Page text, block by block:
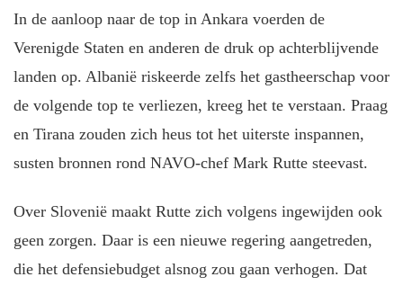
In de aanloop naar de top in Ankara voerden de
Verenigde Staten en anderen de druk op achterblijvende
landen op. Albanië riskeerde zelfs het gastheerschap voor
de volgende top te verliezen, kreeg het te verstaan. Praag
en Tirana zouden zich heus tot het uiterste inspannen,
susten bronnen rond NAVO-chef Mark Rutte steevast.
Over Slovenië maakt Rutte zich volgens ingewijden ook
geen zorgen. Daar is een nieuwe regering aangetreden,
die het defensiebudget alsnog zou gaan verhogen. Dat